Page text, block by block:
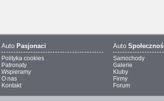
Auto Pasjonaci
Polityka cookies
Patronaty
Wspieramy
O nas
Kontakt
Auto
Samochody
Galerie
Kluby
Firmy
Forum